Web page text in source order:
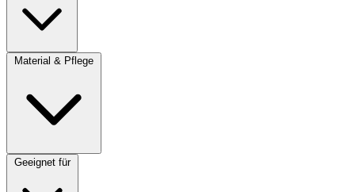
Material & Pflege
Geeignet für